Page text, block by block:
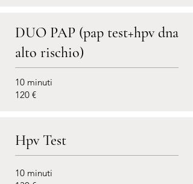
DUO PAP (pap test+hpv dna
alto rischio)
10 minuti
120 €
Hpv Test
10 minuti